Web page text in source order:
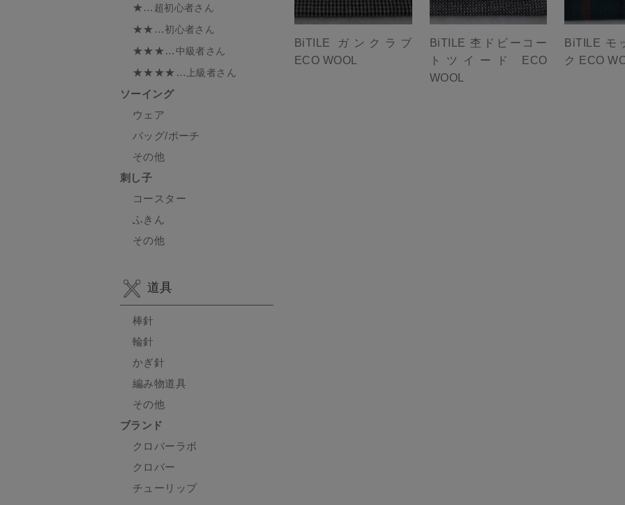
BiTILE ガンクラブ
ECO WOOL
BiTILE 杢ドビーコー
トツイード ECO
WOOL
BiTILE モ
ク ECO
★… 超初心者さん
★★…初心者さん
★★★… 中級者さん
★★★★… 上級者さん
ソーイング
ウェア
バッグ/ポーチ
その他
刺し子
コースター
ふきん
その他
道具
棒針
輪針
かぎ針
編み物道具
その他
ブランド
クロバーラボ
クロバー
チューリップ